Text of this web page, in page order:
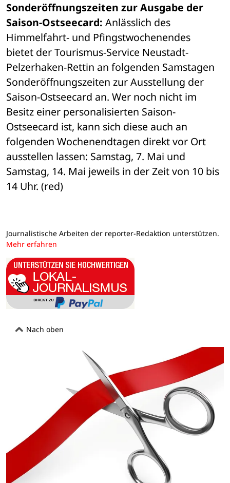
Sonderöffnungszeiten zur Ausgabe der
Saison-Ostseecard: Anlässlich des
Himmelfahrt- und Pfingstwochenendes
bietet der Tourismus-Service Neustadt-
Pelzerhaken-Rettin an folgenden Samstagen
Sonderöffnungszeiten zur Ausstellung der
Saison-Ostseecard an. Wer noch nicht im
Besitz einer personalisierten Saison-
Ostseecard ist, kann sich diese auch an
folgenden Wochenendtagen direkt vor Ort
ausstellen lassen: Samstag, 7. Mai und
Samstag, 14. Mai jeweils in der Zeit von 10 bis
14 Uhr. (red)
Journalistische Arbeiten der reporter-Redaktion unterstützen.
Mehr erfahren
Nach oben